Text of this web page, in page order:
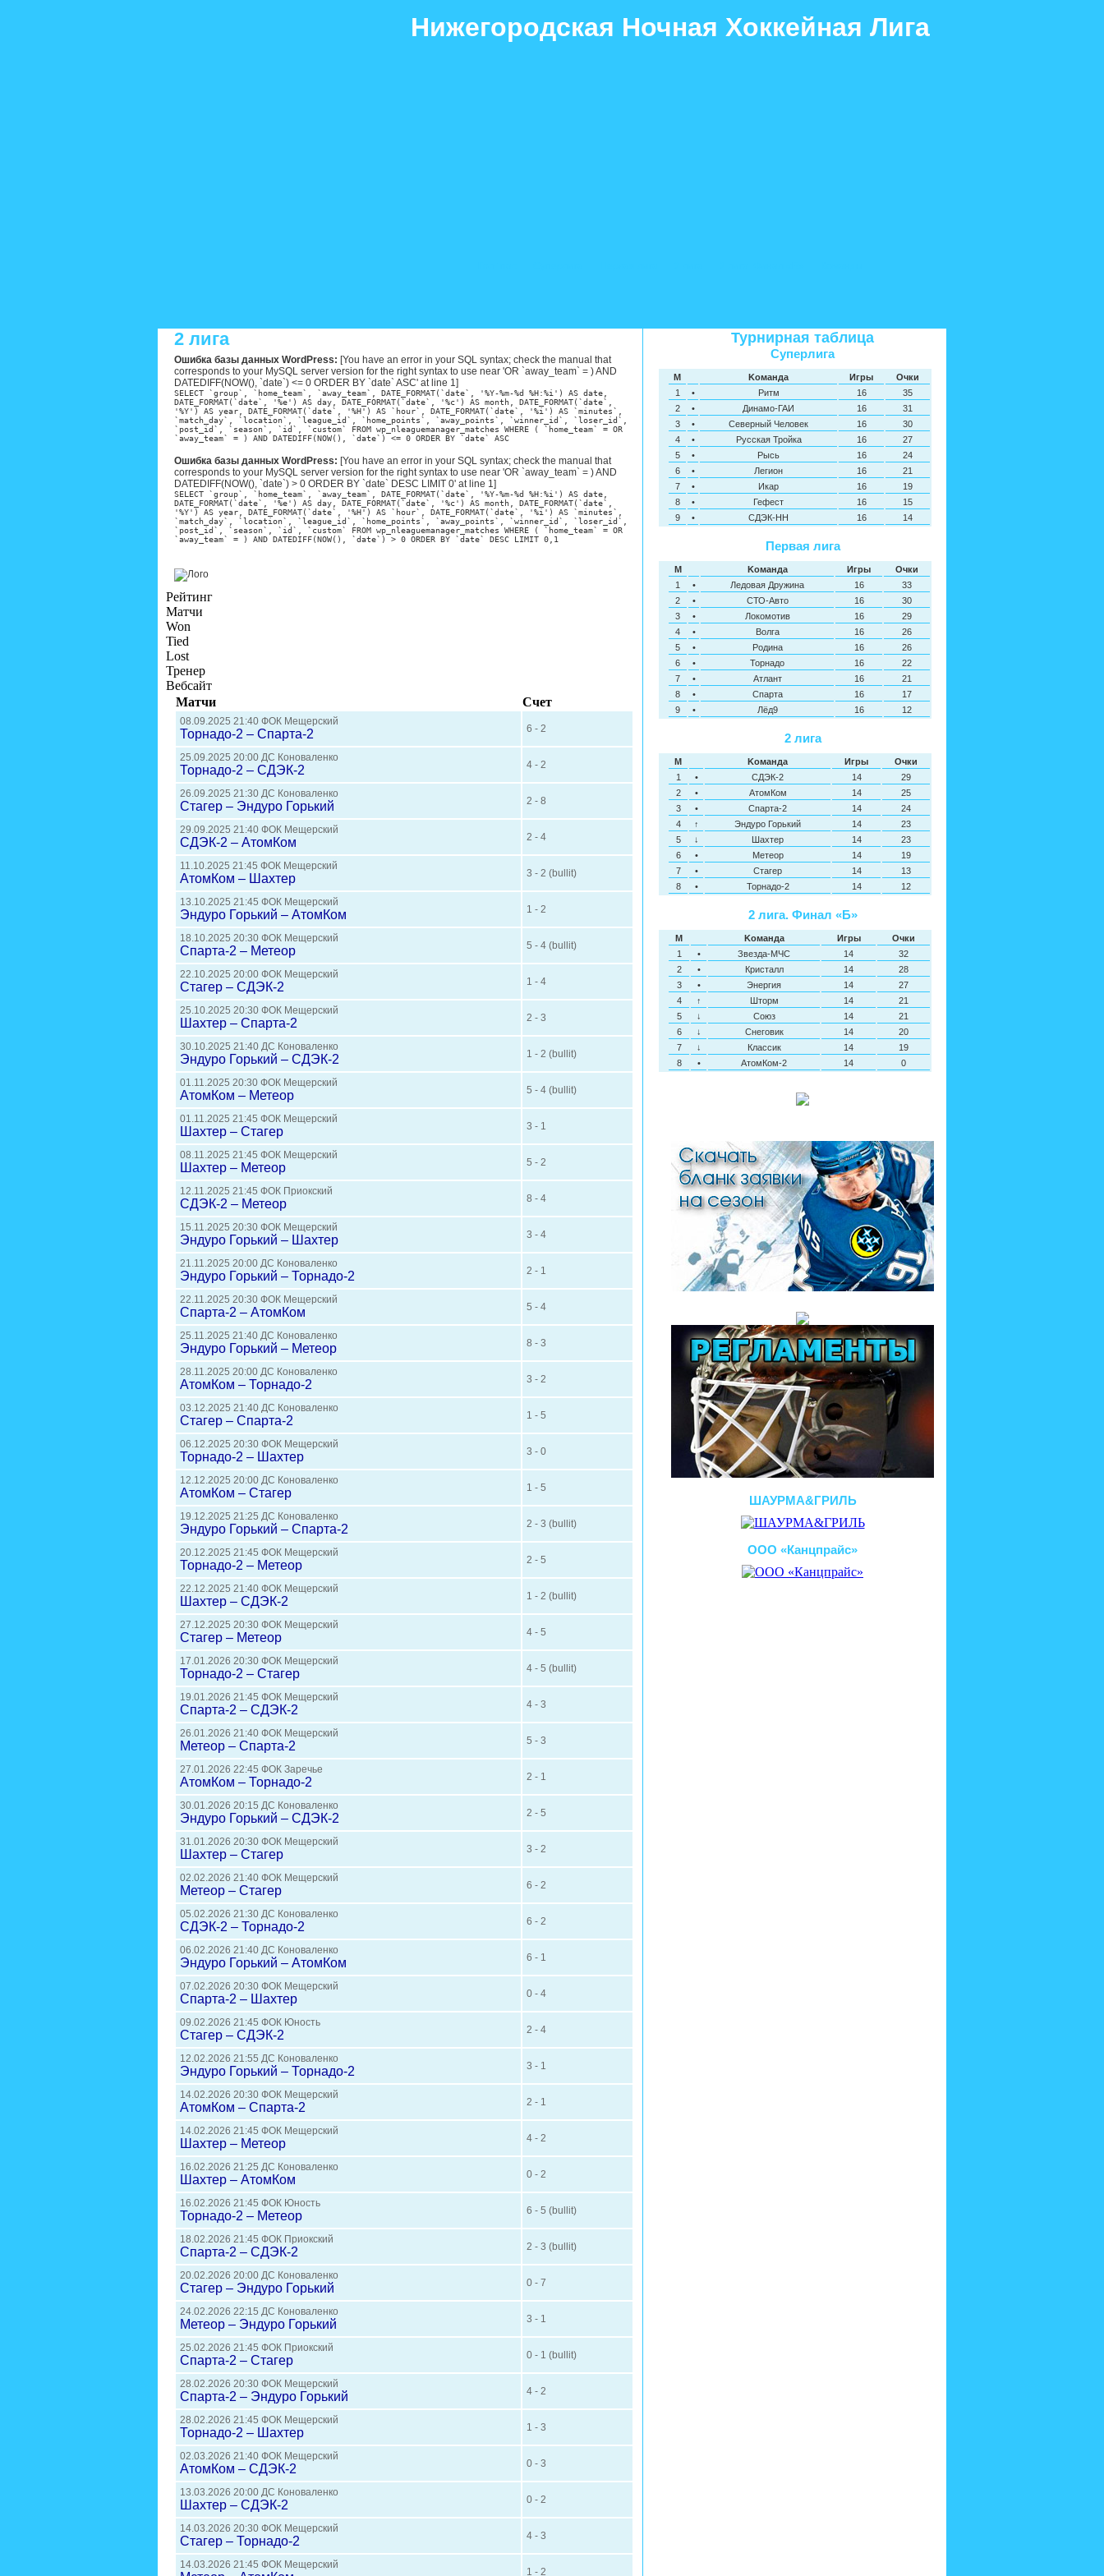
Нижегородская Ночная Хоккейная Лига
2 лига
Ошибка базы данных WordPress: [You have an error in your SQL syntax; check the manual that
corresponds to your MySQL server version for the right syntax to use near 'OR `away_team` = ) AND
DATEDIFF(NOW(), `date`) <= 0 ORDER BY `date` ASC' at line 1]
SELECT `group`, `home_team`, `away_team`, DATE_FORMAT(`date`, '%Y-%m-%d %H:%i') AS date,
DATE_FORMAT(`date`, '%e') AS day, DATE_FORMAT(`date`, '%c') AS month, DATE_FORMAT(`date`,
'%Y') AS year, DATE_FORMAT(`date`, '%H') AS `hour`, DATE_FORMAT(`date`, '%i') AS `minutes`,
`match_day`, `location`, `league_id`, `home_points`, `away_points`, `winner_id`, `loser_id`,
`post_id`, `season`, `id`, `custom` FROM wp_nleaguemanager_matches WHERE ( `home_team` = OR
`away_team` = ) AND DATEDIFF(NOW(), `date`) <= 0 ORDER BY `date` ASC
Ошибка базы данных WordPress: [You have an error in your SQL syntax; check the manual that
corresponds to your MySQL server version for the right syntax to use near 'OR `away_team` = ) AND
DATEDIFF(NOW(), `date`) > 0 ORDER BY `date` DESC LIMIT 0' at line 1]
SELECT `group`, `home_team`, `away_team`, DATE_FORMAT(`date`, '%Y-%m-%d %H:%i') AS date,
DATE_FORMAT(`date`, '%e') AS day, DATE_FORMAT(`date`, '%c') AS month, DATE_FORMAT(`date`,
'%Y') AS year, DATE_FORMAT(`date`, '%H') AS `hour`, DATE_FORMAT(`date`, '%i') AS `minutes`,
`match_day`, `location`, `league_id`, `home_points`, `away_points`, `winner_id`, `loser_id`,
`post_id`, `season`, `id`, `custom` FROM wp_nleaguemanager_matches WHERE ( `home_team` = OR
`away_team` = ) AND DATEDIFF(NOW(), `date`) > 0 ORDER BY `date` DESC LIMIT 0,1
Рейтинг
Матчи
Won
Tied
Lost
Тренер
Вебсайт
Матчи
Счет
08.09.2025 21:40 ФОК Мещерский
Торнадо-2 – Спарта-2 6 - 2
25.09.2025 20:00 ДС Коноваленко
Торнадо-2 – СДЭК-2 4 - 2
26.09.2025 21:30 ДС Коноваленко
Стагер – Эндуро Горький 2 - 8
29.09.2025 21:40 ФОК Мещерский
СДЭК-2 – АтомКом 2 - 4
11.10.2025 21:45 ФОК Мещерский
АтомКом – Шахтер 3 - 2 (bullit)
13.10.2025 21:45 ФОК Мещерский
Эндуро Горький – АтомКом 1 - 2
18.10.2025 20:30 ФОК Мещерский
Спарта-2 – Метеор 5 - 4 (bullit)
22.10.2025 20:00 ФОК Мещерский
Стагер – СДЭК-2 1 - 4
25.10.2025 20:30 ФОК Мещерский
Шахтер – Спарта-2 2 - 3
30.10.2025 21:40 ДС Коноваленко
Эндуро Горький – СДЭК-2 1 - 2 (bullit)
01.11.2025 20:30 ФОК Мещерский
АтомКом – Метеор 5 - 4 (bullit)
01.11.2025 21:45 ФОК Мещерский
Шахтер – Стагер 3 - 1
08.11.2025 21:45 ФОК Мещерский
Шахтер – Метеор 5 - 2
12.11.2025 21:45 ФОК Приокский
СДЭК-2 – Метеор 8 - 4
15.11.2025 20:30 ФОК Мещерский
Эндуро Горький – Шахтер 3 - 4
21.11.2025 20:00 ДС Коноваленко
Эндуро Горький – Торнадо-2 2 - 1
22.11.2025 20:30 ФОК Мещерский
Спарта-2 – АтомКом 5 - 4
25.11.2025 21:40 ДС Коноваленко
Эндуро Горький – Метеор 8 - 3
28.11.2025 20:00 ДС Коноваленко
АтомКом – Торнадо-2 3 - 2
03.12.2025 21:40 ДС Коноваленко
Стагер – Спарта-2 1 - 5
06.12.2025 20:30 ФОК Мещерский
Торнадо-2 – Шахтер 3 - 0
12.12.2025 20:00 ДС Коноваленко
АтомКом – Стагер 1 - 5
19.12.2025 21:25 ДС Коноваленко
Эндуро Горький – Спарта-2 2 - 3 (bullit)
20.12.2025 21:45 ФОК Мещерский
Торнадо-2 – Метеор 2 - 5
22.12.2025 21:40 ФОК Мещерский
Шахтер – СДЭК-2 1 - 2 (bullit)
27.12.2025 20:30 ФОК Мещерский
Стагер – Метеор 4 - 5
17.01.2026 20:30 ФОК Мещерский
Торнадо-2 – Стагер 4 - 5 (bullit)
19.01.2026 21:45 ФОК Мещерский
Спарта-2 – СДЭК-2 4 - 3
26.01.2026 21:40 ФОК Мещерский
Метеор – Спарта-2 5 - 3
27.01.2026 22:45 ФОК Заречье
АтомКом – Торнадо-2 2 - 1
30.01.2026 20:15 ДС Коноваленко
Эндуро Горький – СДЭК-2 2 - 5
31.01.2026 20:30 ФОК Мещерский
Шахтер – Стагер 3 - 2
02.02.2026 21:40 ФОК Мещерский
Метеор – Стагер 6 - 2
05.02.2026 21:30 ДС Коноваленко
СДЭК-2 – Торнадо-2 6 - 2
06.02.2026 21:40 ДС Коноваленко
Эндуро Горький – АтомКом 6 - 1
07.02.2026 20:30 ФОК Мещерский
Спарта-2 – Шахтер 0 - 4
09.02.2026 21:45 ФОК Юность
Стагер – СДЭК-2 2 - 4
12.02.2026 21:55 ДС Коноваленко
Эндуро Горький – Торнадо-2 3 - 1
14.02.2026 20:30 ФОК Мещерский
АтомКом – Спарта-2 2 - 1
14.02.2026 21:45 ФОК Мещерский
Шахтер – Метеор 4 - 2
16.02.2026 21:25 ДС Коноваленко
Шахтер – АтомКом 0 - 2
16.02.2026 21:45 ФОК Юность
Торнадо-2 – Метеор 6 - 5 (bullit)
18.02.2026 21:45 ФОК Приокский
Спарта-2 – СДЭК-2 2 - 3 (bullit)
20.02.2026 20:00 ДС Коноваленко
Стагер – Эндуро Горький 0 - 7
24.02.2026 22:15 ДС Коноваленко
Метеор – Эндуро Горький 3 - 1
25.02.2026 21:45 ФОК Приокский
Спарта-2 – Стагер 0 - 1 (bullit)
28.02.2026 20:30 ФОК Мещерский
Спарта-2 – Эндуро Горький 4 - 2
28.02.2026 21:45 ФОК Мещерский
Торнадо-2 – Шахтер 1 - 3
02.03.2026 21:40 ФОК Мещерский
АтомКом – СДЭК-2 0 - 3
13.03.2026 20:00 ДС Коноваленко
Шахтер – СДЭК-2 0 - 2
14.03.2026 20:30 ФОК Мещерский
Стагер – Торнадо-2 4 - 3
14.03.2026 21:45 ФОК Мещерский
1 - 2
Турнирная таблица
Суперлига
M Kоманда Игры
Oчки
1
• Ритм 16
35
2
• Динамо-ГАИ 16
31
3
• Северный Человек 16
30
4
• Русская Тройка 16
27
5
• Рысь 16
24
6
• Легион 16
21
7
• Икар 16
19
8
• Гефест 16
15
9
• СДЭК-НН 16 14
Первая лига
M Kоманда Игры
Oчки
1
• Ледовая Дружина 16
33
2
• СТО-Авто 16
30
3
• Локомотив 16
29
4
• Волга 16
26
5
• Родина 16
26
6
• Торнадо 16
22
7
• Атлант 16
21
8
• Спарта 16
17
9
• Лёд9 16 12
2 лига
M Kоманда Игры
Oчки
1
• СДЭК-2 14
29
2
• АтомКом 14
25
3
• Спарта-2 14
24
4
↑ Эндуро Горький 14
23
5
↓ Шахтер 14
23
6
• Метеор 14
19
7
• Стагер 14
13
8
• Торнадо-2 14 12
2 лига. Финал «Б»
M Kоманда Игры
Oчки
1
• Звезда-МЧС 14
32
2
• Кристалл 14
28
3
• Энергия 14
27
4
↑ Шторм 14
21
5
↓ Союз 14
21
6
↓ Снеговик 14
20
7
↓ Классик 14
19
8
• АтомКом-2 14 0
ШАУРМА&ГРИЛЬ
ООО «Канцпрайс»